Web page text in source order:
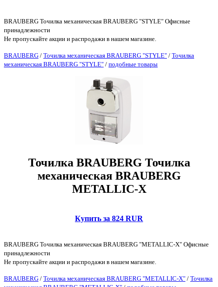
BRAUBERG Точилка механическая BRAUBERG "STYLE" Офисные
принадлежности
Не пропускайте акции и распродажи в нашем магазине.
BRAUBERG / Точилка механическая BRAUBERG "STYLE" / Точилка
механическая BRAUBERG "STYLE" / подобные товары
Точилка BRAUBERG Точилка
механическая BRAUBERG
METALLIC-X
Купить за 824 RUR
BRAUBERG Точилка механическая BRAUBERG "METALLIC-X" Офисные
принадлежности
Не пропускайте акции и распродажи в нашем магазине.
BRAUBERG / Точилка механическая BRAUBERG "METALLIC-X" / Точилка